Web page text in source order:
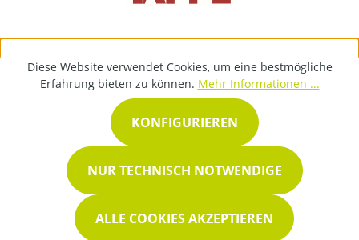
Diese Website verwendet Cookies, um eine bestmögliche
Erfahrung bieten zu können. Mehr Informationen ...
NUR TECHNISCH NOTWENDIGE
KONFIGURIEREN
ALLE COOKIES AKZEPTIEREN